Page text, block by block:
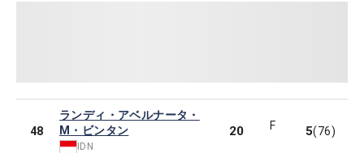
48
ランディ・アベルナータ・
M・ビンタン
IDN
20 F 5(76)